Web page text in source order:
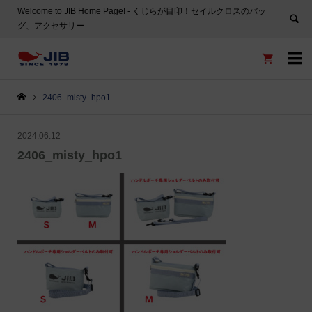
Welcome to JIB Home Page! ‐ くじらが目印！セイルクロスのバッ
グ、アクセサリー


2406_misty_hpo1
2024.06.12
2406_misty_hpo1